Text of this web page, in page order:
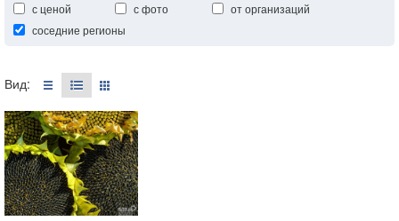
с ценой с фото
от организаций
соседние регионы
Вид: